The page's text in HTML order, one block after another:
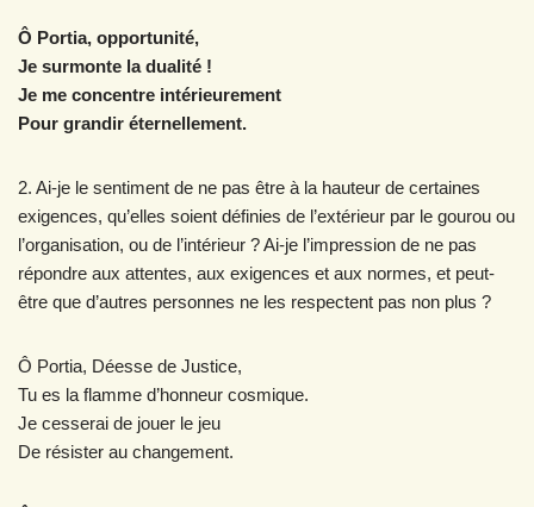
Ô Portia, opportunité,
Je surmonte la dualité !
Je me concentre intérieurement
Pour grandir éternellement.
2. Ai-je le sentiment de ne pas être à la hauteur de certaines
exigences, qu’elles soient définies de l’extérieur par le gourou ou
l’organisation, ou de l’intérieur ? Ai-je l’impression de ne pas
répondre aux attentes, aux exigences et aux normes, et peut-
être que d’autres personnes ne les respectent pas non plus ?
Ô Portia, Déesse de Justice,
Tu es la flamme d’honneur cosmique.
Je cesserai de jouer le jeu
De résister au changement.